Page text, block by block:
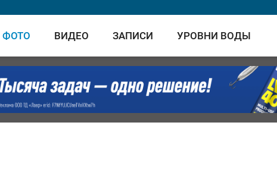
ФОТО ВИДЕО ЗАПИСИ УРОВНИ ВОДЫ